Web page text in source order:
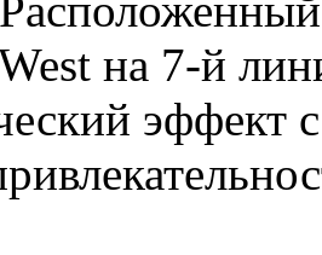
на 7-й
эффект